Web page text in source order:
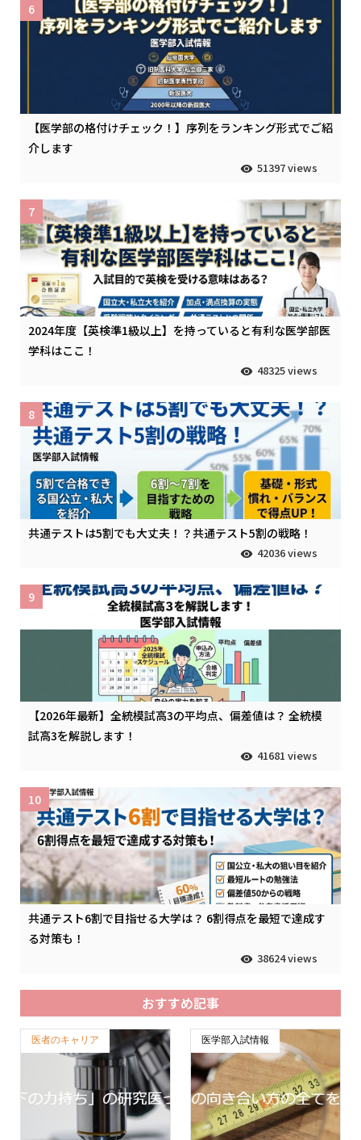
【医学部の格付けチェック！】序列をランキング形式でご紹
介します
51397 views
6
2024年度【英検準1級以上】を持っていると有利な医学部医
学科はここ！
48325 views
7
共通テストは5割でも大丈夫！？共通テスト5割の戦略！
42036 views
8
【2026年最新】全統模試高3の平均点、偏差値は？ 全統模
試高3を解説します！
41681 views
9
共通テスト6割で目指せる大学は？ 6割得点を最短で達成す
る対策も！
38624 views
10
おすすめ記事
医者のキャリア 医学部入試情報